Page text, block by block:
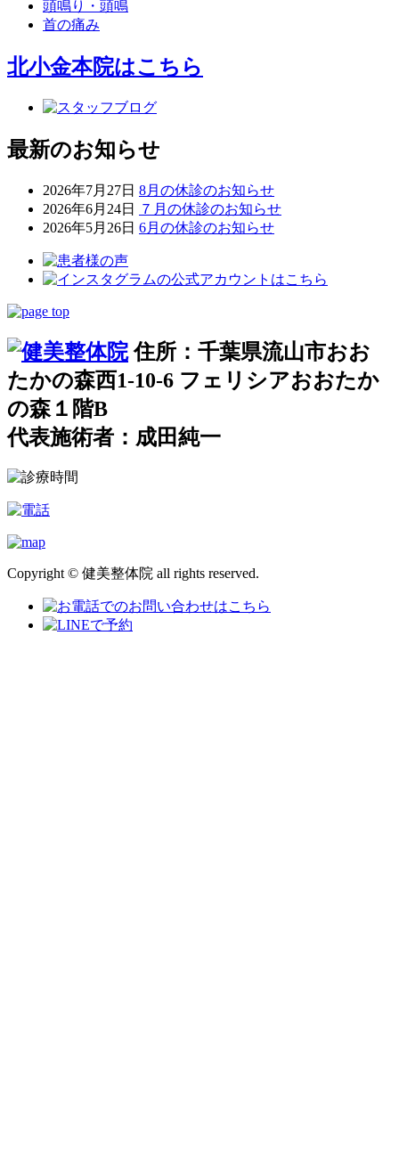
頭鳴り・頭鳴
首の痛み
北小金本院はこちら
最新のお知らせ
2026年7月27日 8月の休診のお知らせ
2026年6月24日
７月の休診のお知らせ
2026年5月26日 6月の休診のお知らせ
住所：千葉県流山市おお
たかの森西1-10-6 フェリシアおおたか
の森１階B
代表施術者：成田純一
Copyright © 健美整体院 all rights reserved.